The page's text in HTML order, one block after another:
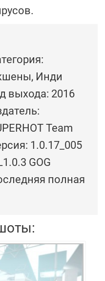
Инди
выхода: 2016
Team
1.0.17_005
GOG
полная